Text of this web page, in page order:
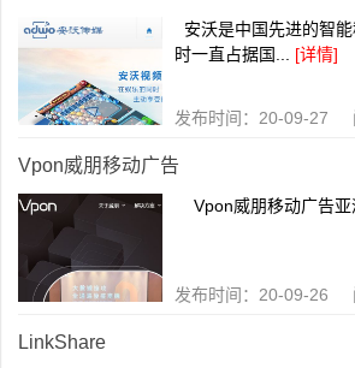
安沃是中国先进的智
时一直占据国... [详情]
发布时间：20-09-27
Vpon威朋移动广告
Vpon威朋移动广告亚
发布时间：20-09-26
LinkShare